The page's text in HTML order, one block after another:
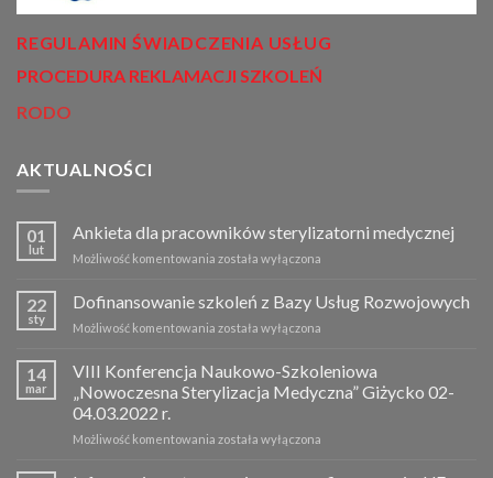
REGULAMIN ŚWIADCZENIA USŁUG
PROCEDURA REKLAMACJI SZKOLEŃ
RODO
AKTUALNOŚCI
01
lut
Ankieta dla pracowników sterylizatorni medycznej
Możliwość komentowania Ankieta
pracowników
medycznej
została wyłączona
22
sty
Dofinansowanie szkoleń z Bazy Usług Rozwojowych
Możliwość komentowania Dofinansowanie
Bazy
Usług
została wyłączona
14
mar
VIII Konferencja Naukowo-Szkoleniowa
„Nowoczesna Sterylizacja Medyczna” Giżycko 02-
04.03.2022 r.
Możliwość komentowania VIII
została wyłączona